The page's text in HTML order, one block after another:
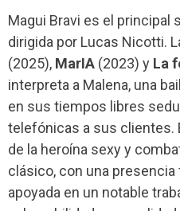
Magui Bravi es el principal
dirigida por Lucas Nicotti.
(2025), MarIA (2023) y La
interpreta a Malena, una
en sus tiempos libres
telefónicas a sus clientes.
de la heroína sexy y
clásico, con una
apoyada en un notable